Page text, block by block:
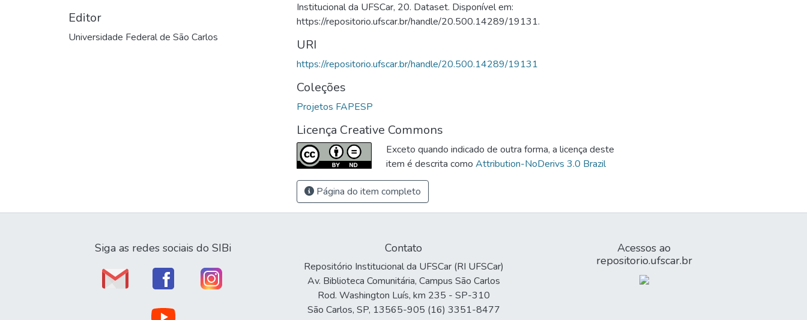
Editor
Universidade Federal de São Carlos
Institucional da UFSCar, 20. Dataset. Disponível em:
https://repositorio.ufscar.br/handle/20.500.14289/19131.
URI
https://repositorio.ufscar.br/handle/20.500.14289/19131
Coleções
Projetos FAPESP
Licença Creative Commons
Exceto quando indicado de outra forma, a licença deste
item é descrita como Attribution-NoDerivs 3.0 Brazil
Página do item completo
Siga as redes sociais do SIBi Contato
Repositório Institucional da UFSCar (RI UFSCar)
Av. Biblioteca Comunitária, Campus São Carlos
Rod. Washington Luís, km 235 - SP-310
São Carlos, SP, 13565-905 (16) 3351-8477
Acessos ao
repositorio.ufscar.br